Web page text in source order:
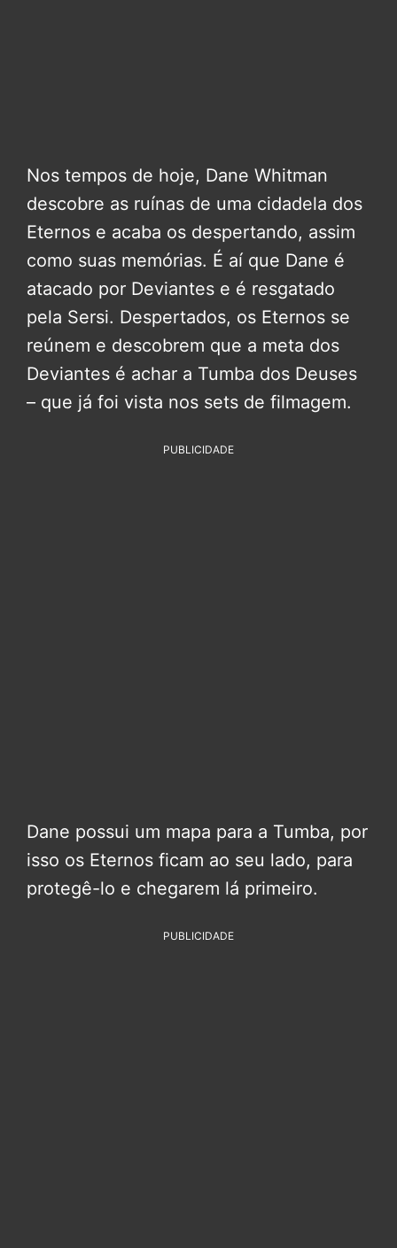
Nos tempos de hoje, Dane Whitman
descobre as ruínas de uma cidadela dos
Eternos e acaba os despertando, assim
como suas memórias. É aí que Dane é
atacado por Deviantes e é resgatado
pela Sersi. Despertados, os Eternos se
reúnem e descobrem que a meta dos
Deviantes é achar a Tumba dos Deuses
– que já foi vista nos sets de filmagem.
PUBLICIDADE
Dane possui um mapa para a Tumba, por
isso os Eternos ficam ao seu lado, para
protegê-lo e chegarem lá primeiro.
PUBLICIDADE